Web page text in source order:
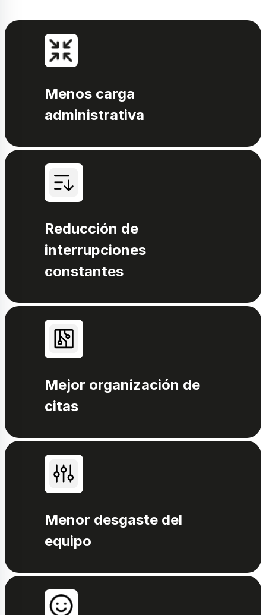
Menos carga
administrativa
Reducción de
interrupciones
constantes
Mejor organización de
citas
Menor desgaste del
equipo